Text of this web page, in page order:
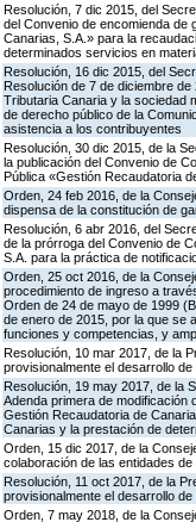
Resolución, 7 dic 2015, del
del Convenio de encomienda de
Canarias, S.A.» para la
determinados servicios en
Resolución, 16 dic 2015, del
Resolución de 7 de diciembre
Tributaria Canaria y la sociedad
de derecho público de la
asistencia a los contribuyentes
Resolución, 30 dic 2015, de la
la publicación del Convenio de
Pública «Gestión Recaudatoria
Orden, 24 feb 2016, de la
dispensa de la constitución de
Resolución, 6 abr 2016, del
de la prórroga del Convenio de
S.A. para la práctica de
Orden, 25 oct 2016, de la
procedimiento de ingreso a
Orden de 24 de mayo de 1999
de enero de 2015, por la que se
funciones y competencias, y
Resolución, 10 mar 2017, de la
provisionalmente el desarrollo
Resolución, 19 may 2017, de la
Adenda primera de modificación
Gestión Recaudatoria de
Canarias y la prestación de
Orden, 15 dic 2017, de la
colaboración de las entidades
Resolución, 11 oct 2017, de la
provisionalmente el desarrollo
Orden, 7 may 2018, de la